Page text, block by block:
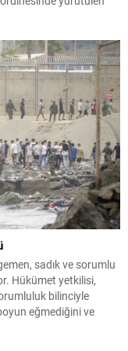
etkin şekilde
gayrimenkullerin
muvazaalı satış
sadık ve sorumlu
Hükümet yetkilisi,
bilinciyle
eğmediğini ve
söyledi. İş birliği...